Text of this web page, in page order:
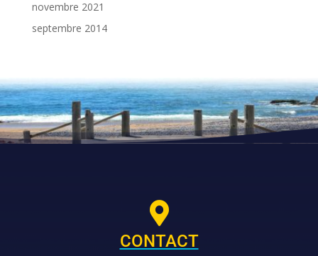
novembre 2021
septembre 2014

CONTACT